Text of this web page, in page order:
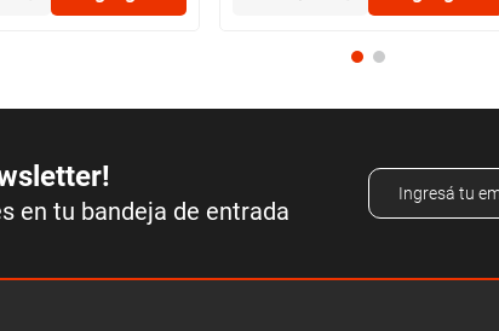
en tu bandeja de entrada